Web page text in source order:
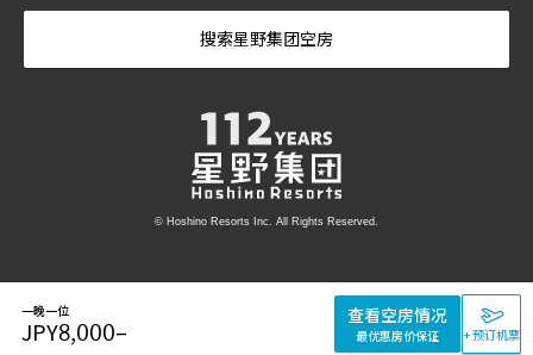
一晚一位
JPY8,000–
查看空房情况
最优惠房价保证 + 预订机票
搜索星野集团空房
© Hoshino Resorts Inc. All Rights Reserved.